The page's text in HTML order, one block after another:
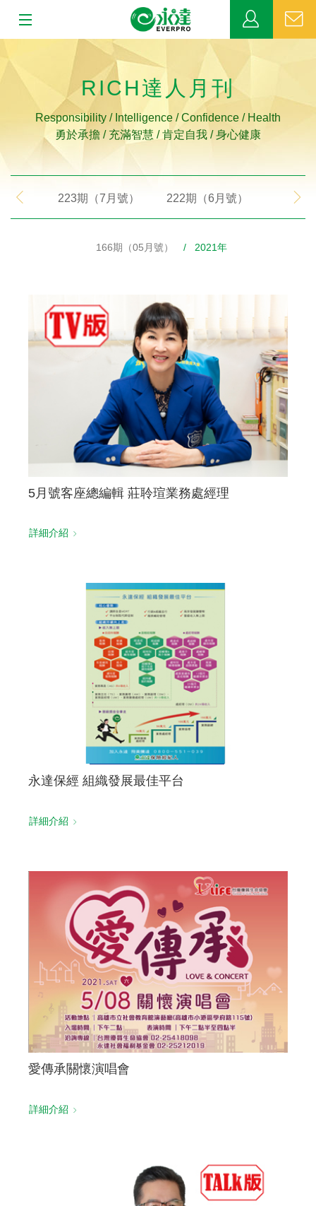
業務發展
MDRT
新聞中心
公益活動
聯絡我們
223期（7月號） 222期（6月號） 221期
RICH達人月刊
Responsibility / Intelligence / Confidence / Health
勇於承擔 / 充滿智慧 / 肯定自我 / 身心健康
166期（05月號） / 2021年
5月號客座總編輯 莊聆瑄業務處經理
詳細介紹
永達保經 組織發展最佳平台
詳細介紹
愛傳承關懷演唱會
詳細介紹